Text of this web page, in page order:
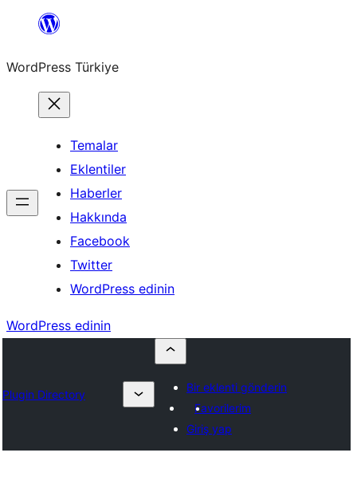
İçeriğe
WordPress Türkiye
Temalar
Eklentiler
Haberler
Hakkında
Facebook
Twitter
WordPress edinin
WordPress edinin
Plugin Directory
Bir eklenti gönderin
Favorilerim
Giriş yap